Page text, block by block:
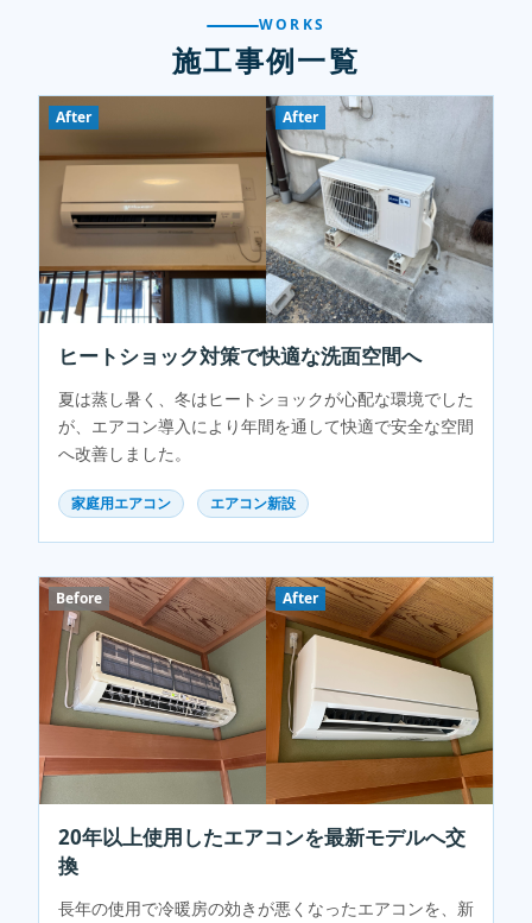
WORKS
施工事例一覧
After After
ヒートショック対策で快適な洗面空間へ
夏は蒸し暑く、冬はヒートショックが心配な環境でした
が、エアコン導入により年間を通して快適で安全な空間
へ改善しました。
家庭用エアコン エアコン新設
Before After
20年以上使用したエアコンを最新モデルへ交
換
長年の使用で冷暖房の効きが悪くなったエアコンを、新